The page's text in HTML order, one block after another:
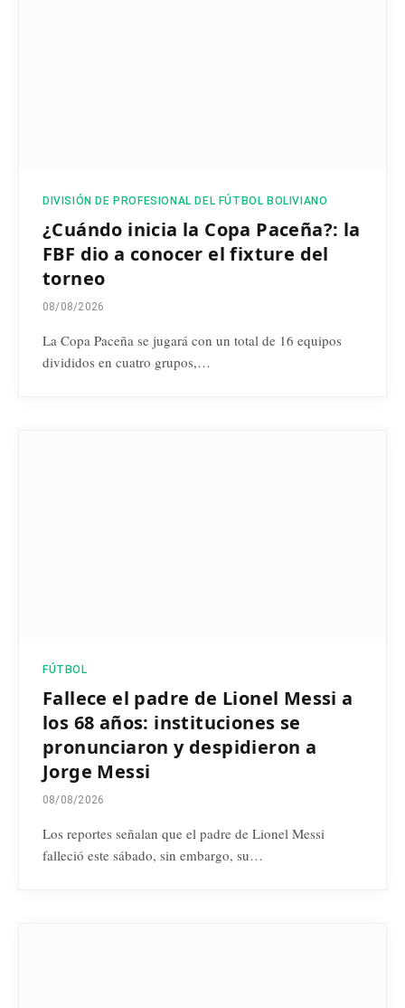
DIVISIÓN DE PROFESIONAL DEL FÚTBOL BOLIVIANO
¿Cuándo inicia la Copa Paceña?: la
FBF dio a conocer el fixture del
torneo
08/08/2026
La Copa Paceña se jugará con un total de 16 equipos
divididos en cuatro grupos,…
FÚTBOL
Fallece el padre de Lionel Messi a
los 68 años: instituciones se
pronunciaron y despidieron a
Jorge Messi
08/08/2026
Los reportes señalan que el padre de Lionel Messi
falleció este sábado, sin embargo, su…